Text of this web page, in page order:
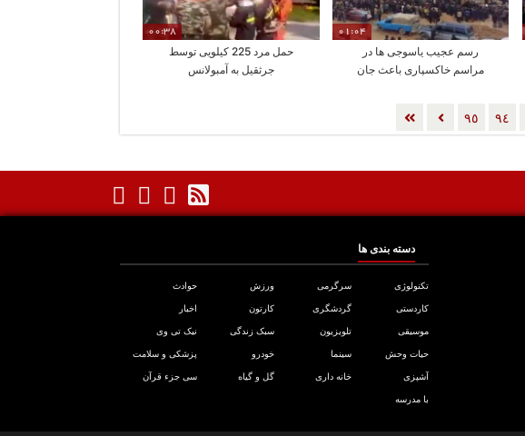
01:04
رسم عجیب یاسوجی ها در
مراسم خاکسپاری باعث جان
00:38
حمل مرد 225 کیلویی توسط
جرثقیل به آمبولانس
٩٤ ٩٥
دسته بندی ها
تکنولوژی سرگرمی ورزش حوادث
کاردستی گردشگری کارتون اخبار
موسیقی تلویزیون سبک زندگی نیک تی وی
حیات وحش سینما خودرو پزشکی و سلامت
آشپزی خانه داری گل و گیاه سی جزء قرآن
با مدرسه